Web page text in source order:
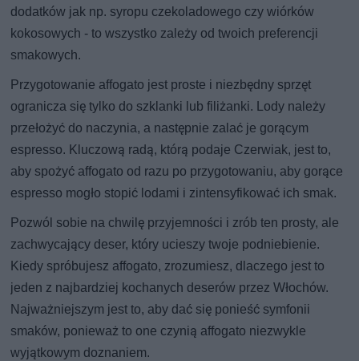
dodatków jak np. syropu czekoladowego czy wiórków
kokosowych - to wszystko zależy od twoich preferencji
smakowych.
Przygotowanie affogato jest proste i niezbędny sprzęt
ogranicza się tylko do szklanki lub filiżanki. Lody należy
przełożyć do naczynia, a następnie zalać je gorącym
espresso. Kluczową radą, którą podaje Czerwiak, jest to,
aby spożyć affogato od razu po przygotowaniu, aby gorące
espresso mogło stopić lodami i zintensyfikować ich smak.
Pozwól sobie na chwilę przyjemności i zrób ten prosty, ale
zachwycający deser, który ucieszy twoje podniebienie.
Kiedy spróbujesz affogato, zrozumiesz, dlaczego jest to
jeden z najbardziej kochanych deserów przez Włochów.
Najważniejszym jest to, aby dać się ponieść symfonii
smaków, ponieważ to one czynią affogato niezwykle
wyjątkowym doznaniem.